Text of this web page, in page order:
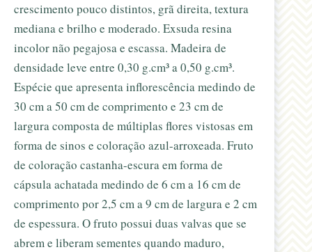
crescimento pouco distintos, grã direita, textura
mediana e brilho e moderado. Exsuda resina
incolor não pegajosa e escassa. Madeira de
densidade leve entre 0,30 g.cm³ a 0,50 g.cm³.
Espécie que apresenta inflorescência medindo de
30 cm a 50 cm de comprimento e 23 cm de
largura composta de múltiplas flores vistosas em
forma de sinos e coloração azul-arroxeada. Fruto
de coloração castanha-escura em forma de
cápsula achatada medindo de 6 cm a 16 cm de
comprimento por 2,5 cm a 9 cm de largura e 2 cm
de espessura. O fruto possui duas valvas que se
abrem e liberam sementes quando maduro,